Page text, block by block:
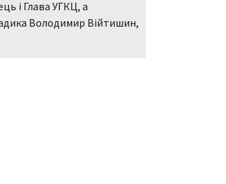
і Глава УГКЦ, а
Володимир Війтишин,